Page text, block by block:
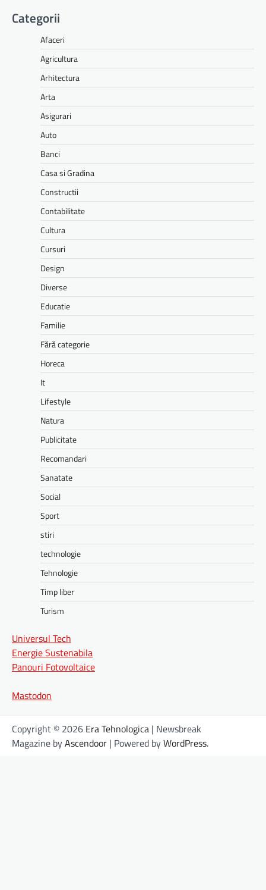
Categorii
Afaceri
Agricultura
Arhitectura
Arta
Asigurari
Auto
Banci
Casa si Gradina
Constructii
Contabilitate
Cultura
Cursuri
Design
Diverse
Educatie
Familie
Fără categorie
Horeca
It
Lifestyle
Natura
Publicitate
Recomandari
Sanatate
Social
Sport
stiri
technologie
Tehnologie
Timp liber
Turism
Universul Tech
Energie Sustenabila
Panouri Fotovoltaice
Mastodon
Copyright © 2026 Era Tehnologica | Newsbreak
Magazine byAscendoor | Powered byWordPress.